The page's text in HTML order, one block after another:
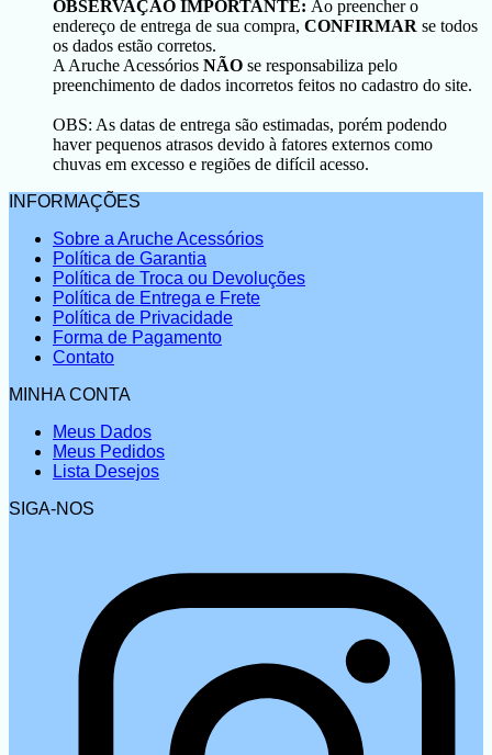
OBSERVAÇÃO IMPORTANTE: Ao preencher o
endereço de entrega de sua compra, CONFIRMAR se todos
os dados estão corretos.
A Aruche Acessórios NÃO se responsabiliza pelo
preenchimento de dados incorretos feitos no cadastro do site.
OBS: As datas de entrega são estimadas, porém podendo
haver pequenos atrasos devido à fatores externos como
chuvas em excesso e regiões de difícil acesso.
INFORMAÇÕES
Sobre a Aruche Acessórios
Política de Garantia
Política de Troca ou Devoluções
Política de Entrega e Frete
Política de Privacidade
Forma de Pagamento
Contato
MINHA CONTA
Meus Dados
Meus Pedidos
Lista Desejos
SIGA-NOS